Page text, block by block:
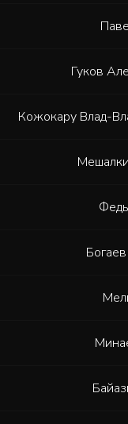
Гуков
Кожокару Влад-